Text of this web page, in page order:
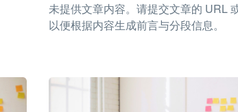
未提供文章内容。请提交文章的 URL
以便根据内容生成前言与分段信息。